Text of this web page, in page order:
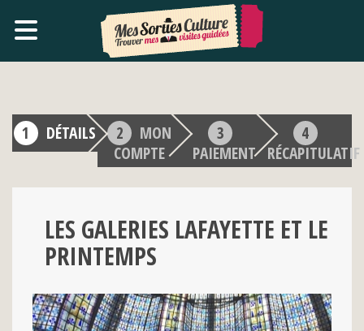
DÉTAILS
MON
COMPTE
PAIEMENT RÉCAPITULATIF
LES GALERIES LAFAYETTE ET LE
PRINTEMPS